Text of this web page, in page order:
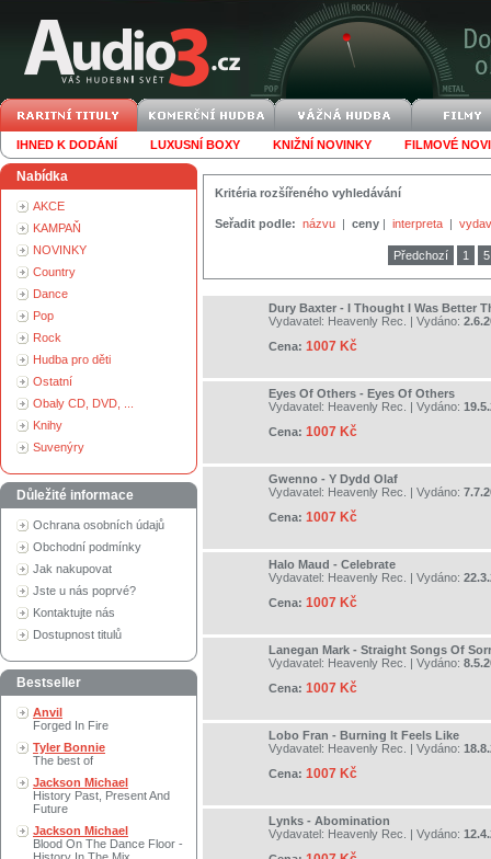
IHNED K DODÁNÍ LUXUSNÍ BOXY KNIŽNÍ NOVINKY FILMOVÉ
Nabídka
AKCE
KAMPAŇ
NOVINKY
Country
Dance
Pop
Rock
Hudba pro děti
Ostatní
Obaly CD, DVD, ...
Knihy
Suvenýry
Důležité informace
Ochrana osobních údajů
Obchodní podmínky
Jak nakupovat
Jste u nás poprvé?
Kontaktujte nás
Dostupnost titulů
Bestseller
Anvil
Forged In Fire
Tyler Bonnie
The best of
Jackson Michael
History Past, Present And
Future
Jackson Michael
Blood On The Dance Floor -
Kritéria rozšířeného vyhledávání
Seřadit podle: názvu | ceny | interpreta |
Předchozí 1 5
Dury Baxter - I Thought I Was Better
Vydavatel: Heavenly Rec. | Vydáno:
Cena: 1007 Kč
Eyes Of Others - Eyes Of Others
Vydavatel: Heavenly Rec. | Vydáno:
Cena: 1007 Kč
Gwenno - Y Dydd Olaf
Vydavatel: Heavenly Rec. | Vydáno:
Cena: 1007 Kč
Halo Maud - Celebrate
Vydavatel: Heavenly Rec. | Vydáno:
Cena: 1007 Kč
Lanegan Mark - Straight Songs Of
Vydavatel: Heavenly Rec. | Vydáno:
Cena: 1007 Kč
Lobo Fran - Burning It Feels Like
Vydavatel: Heavenly Rec. | Vydáno:
Cena: 1007 Kč
Lynks - Abomination
Vydavatel: Heavenly Rec. | Vydáno: